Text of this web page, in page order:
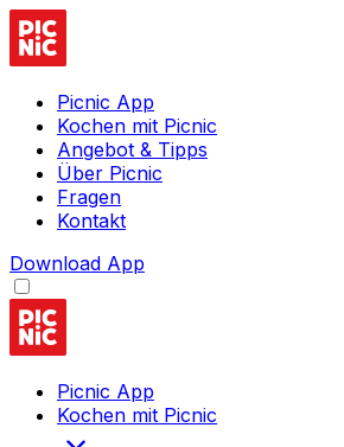
Picnic App
Kochen mit Picnic
Angebot & Tipps
Über Picnic
Fragen
Kontakt
Download App
Picnic App
Kochen mit Picnic